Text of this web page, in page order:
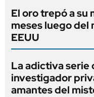
El oro trepó a su
meses luego del
EEUU
La adictiva serie
investigador
amantes del